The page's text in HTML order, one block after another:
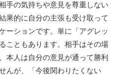
手の気持ちや意見を尊重しない
果的に自分の主張も受け取って
ーションです。単に「アグレッ
こともあります。相手はその場
本人は自分の意見が通って勝利
んが、「今後関わりたくない